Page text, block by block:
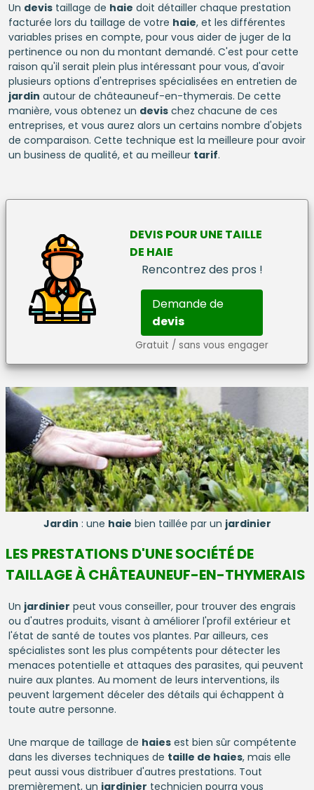
Un devistaillage de haie doit détailler chaque prestation
facturée lors du taillage de votre haie, et les différentes
variables prises en compte, pour vous aider de juger de la
pertinence ou non du montant demandé. C'est pour cette
raison qu'il serait plein plus intéressant pour vous, d'avoir
plusieurs options d'entreprises spécialisées en entretien de
jardin autour de châteauneuf-en-thymerais. De cette
manière, vous obtenez un devischez chacune de ces
entreprises, et vous aurez alors un certains nombre d'objets
de comparaison. Cette technique est la meilleure pour avoir
un business de qualité, et au meilleur tarif.
DEVIS POUR UNE TAILLE
DE HAIE
Rencontrez des pros !
Demande de
devis
Gratuit / sans vous engager
Jardin : une haie bien taillée par un jardinier
LES PRESTATIONS D'UNE SOCIÉTÉ DE
TAILLAGE À CHÂTEAUNEUF-EN-THYMERAIS
Un jardinier peut vous conseiller, pour trouver des engrais
ou d'autres produits, visant à améliorer l'profil extérieur et
l'état de santé de toutes vos plantes. Par ailleurs, ces
spécialistes sont les plus compétents pour détecter les
menaces potentielle et attaques des parasites, qui peuvent
nuire aux plantes. Au moment de leurs interventions, ils
peuvent largement déceler des détails qui échappent à
toute autre personne.
Une marque de taillage de haiesest bien sûr compétente
dans les diverses techniques de taille de haies, mais elle
peut aussi vous distribuer d'autres prestations. Tout
premièrement, un jardinier technicien pourra vous